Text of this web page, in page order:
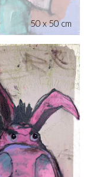
50 x 50 cm